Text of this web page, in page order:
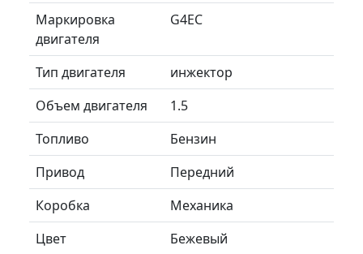
Маркировка
двигателя
G4EC
Тип двигателя
инжектор
Объем двигателя
1.5
Топливо
Бензин
Привод
Передний
Коробка
Механика
Цвет
Бежевый